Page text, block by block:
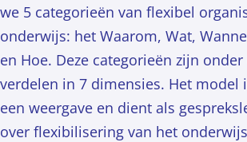
we 5 categorieën van flexibel
onderwijs: het Waarom, Wat,
en Hoe. Deze categorieën zijn onder
verdelen in 7 dimensies. Het model
een weergave en dient als
over flexibilisering van het